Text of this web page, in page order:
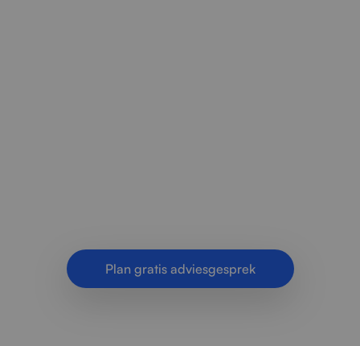
Plan gratis adviesgesprek